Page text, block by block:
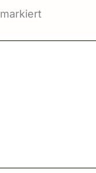
markiert